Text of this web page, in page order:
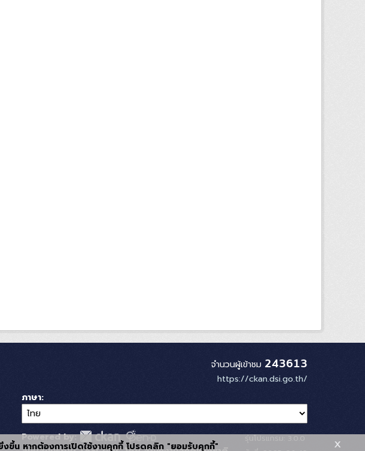
จำนวนผู้เข้าชม 243613
https://ckan.dsi.go.th/
ภาษา
Powered by:
งขึ้น หากต้องการเปิดใช้งานคุกกี้ โปรดคลิก "ยอมรับคุกกี้" x